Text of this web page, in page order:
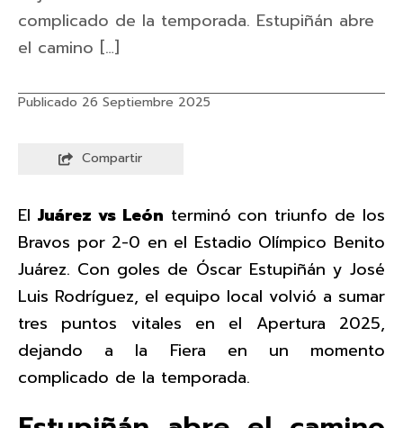
complicado de la temporada. Estupiñán abre
el camino […]
Publicado 26 Septiembre 2025
Compartir
El Juárez vs León terminó con triunfo de los
Bravos por 2-0 en el Estadio Olímpico Benito
Juárez. Con goles de Óscar Estupiñán y José
Luis Rodríguez, el equipo local volvió a sumar
tres puntos vitales en el Apertura 2025,
dejando a la Fiera en un momento
complicado de la temporada.